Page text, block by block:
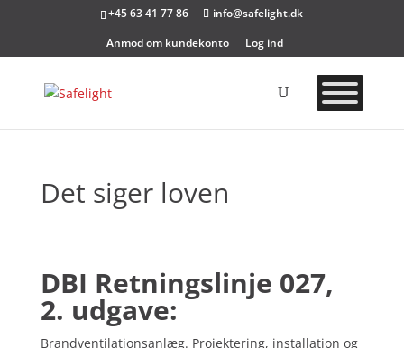
+45 63 41 77 86
info@safelight.dk
Anmod om kundekonto
Log ind
Det siger loven
DBI Retningslinje 027,
2. udgave:
Brandventilationsanlæg. Projektering, installation og